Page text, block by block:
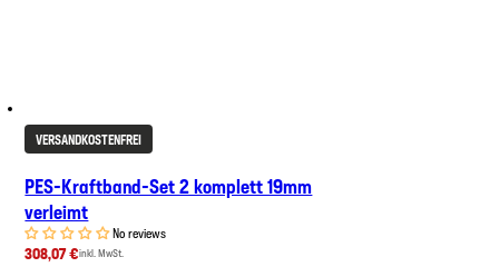
VERSANDKOSTENFREI
PES-Kraftband-Set 2 komplett 19mm
verleimt
No reviews
308,07 €inkl. MwSt.